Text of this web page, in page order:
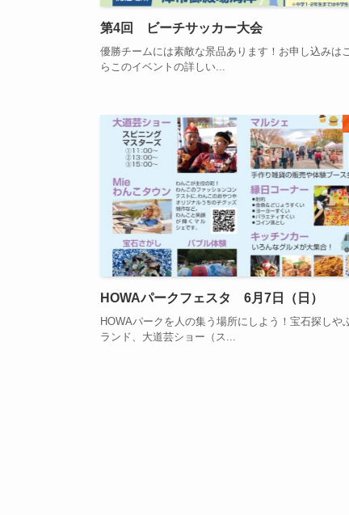
第4回 ビーチサッカー大会
優勝チームには素敵な景品あります！お申し込みは
らこのイベントの詳しい...
HOWAパークフェスタ 6月7日（日）
HOWAパークを人の集う場所にしよう！宝石探しや
ランド、大道芸ショー（ス...